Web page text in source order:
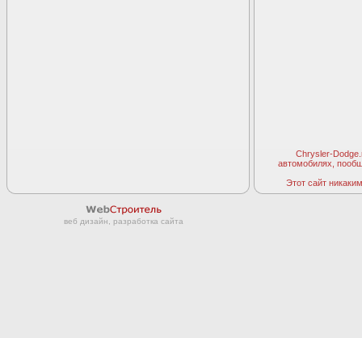
Chrysler-
автомобилях,
Этот сайт
веб дизайн, разработка сайта